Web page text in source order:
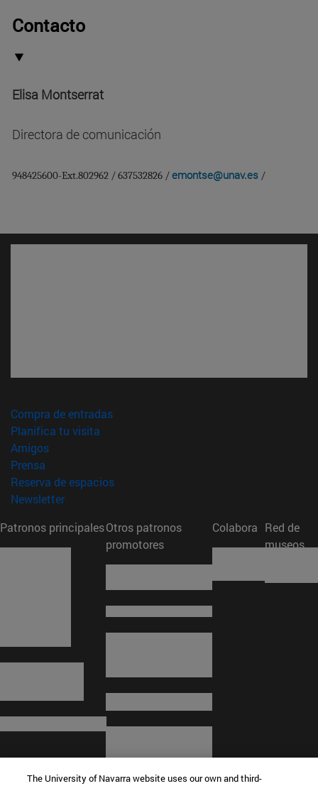
Contacto
Elisa Montserrat
Directora de comunicación
948425600-Ext.802962 / 637532826 /emontse@unav.es /
Compra de entradas(abre en nueva ventana)
Planifica tu visita
Amigos(abre en nueva ventana)
Prensa
Reserva de espacios(abre en nueva ventana)
Newsletter(abre en nueva ventana)
Patronos principalesOtros patronos
promotores
Colabora Red de
museos
The University of Navarra website uses our own and third-